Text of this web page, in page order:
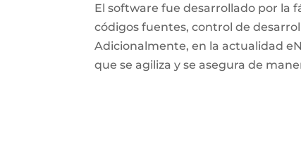
El software fue desarrollado por la
códigos fuentes, control de
Adicionalmente, en la actualidad
que se agiliza y se asegura de